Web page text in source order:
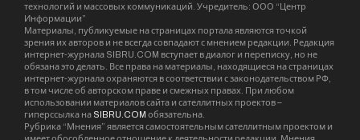
технологий и массовых коммуникаций. Учредитель: ООО “Центр
Информации”
Материалы, публикуемые на страницах портала являются точкой
зрения их авторов и не всегда совпадают с мнением редакции. Редакция
интернет-журнала SIBRU.COM вступает в диалог и переписку, но не
обязана это делать. Все права на материалы, находящиеся на страницах
интернет-журнала охраняются в соответствии с законодательством РФ,
в том числе об авторском праве и смежных правах. При любом
использовании материалов сайта и сателлитных проектов –
гиперссылка на SIBRU.COM обязательна.
Рубрика “Мнения” является самостоятельным сателлитным проектом и
имеет обособленное отношение к деятельности редакции. Мнения